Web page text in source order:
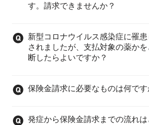
す。請求できませんか？
新型コロナウイルス感染症に罹
されましたが、支払対象の薬かを
断したらよいですか？
保険金請求に必要なものは何です
発症から保険金請求までの流れ